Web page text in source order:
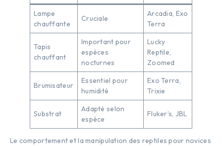
Lampe
chauffante
Cruciale
Arcadia, Exo
Terra
Tapis
chauffant
Important pour
espèces
nocturnes
Lucky
Reptile,
Zoomed
Brumisateur
Essentiel pour
humidité
Exo Terra,
Trixie
Substrat
Adapté selon
espèce
Fluker’s, JBL
Le comportement et la manipulation des reptiles pour novices